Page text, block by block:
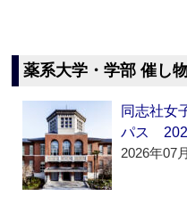
薬系大学・学部 催し
同志社女
パス
2026年07